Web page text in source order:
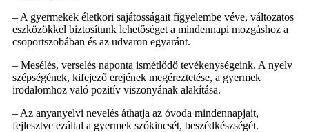
– A gyermekek életkori sajátosságait figyelembe véve, változatos
eszközökkel biztosítunk lehetőséget a mindennapi mozgáshoz a
csoportszobában és az udvaron egyaránt.
– Mesélés, verselés naponta ismétlődő tevékenységeink. A nyelv
szépségének, kifejező erejének megéreztetése, a gyermek
irodalomhoz való pozitív viszonyának alakítása.
– Az anyanyelvi nevelés áthatja az óvoda mindennapjait,
fejlesztve ezáltal a gyermek szókincsét, beszédkészségét.